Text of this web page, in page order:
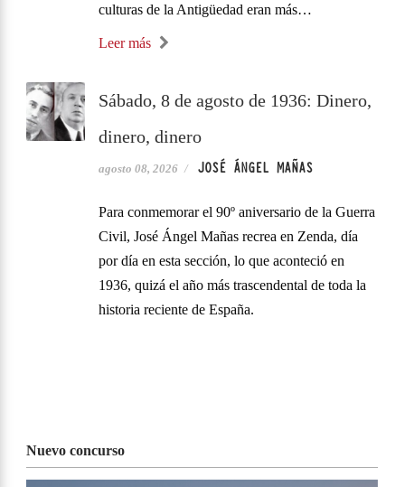
culturas de la Antigüedad eran más…
Leer más
Sábado, 8 de agosto de 1936: Dinero,
dinero, dinero
agosto 08, 2026 / JOSÉ ÁNGEL MAÑAS
Para conmemorar el 90º aniversario de la Guerra
Civil, José Ángel Mañas recrea en Zenda, día
por día en esta sección, lo que aconteció en
1936, quizá el año más trascendental de toda la
historia reciente de España.
Nuevo concurso